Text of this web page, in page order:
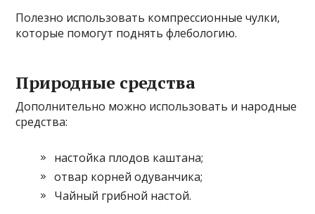
Полезно использовать компрессионные чулки,
которые помогут поднять флебологию.
Природные средства
Дополнительно можно использовать и народные
средства:
настойка плодов каштана;
отвар корней одуванчика;
Чайный грибной настой.